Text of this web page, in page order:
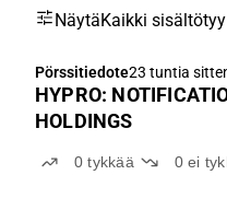
NäytäKaikki
Pörssitiedote23 tuntia
HYPRO:
HOLDINGS
0tykkää 0ei